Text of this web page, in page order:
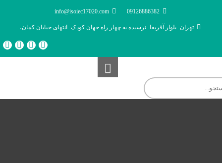
09126886382
info@isoiec17020.com
تهران- بلوار آفریقا- نرسیده به چهار راه جهان کودک- انتهای خیابان کمان،